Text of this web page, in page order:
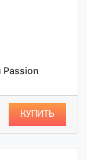
Passion
КУПИТЬ